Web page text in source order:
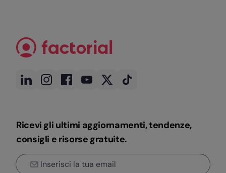
Ricevi gli ultimi aggiornamenti, tendenze,
consigli e risorse gratuite.